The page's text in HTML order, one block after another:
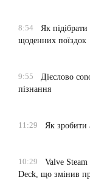
8:54
Як
щоденних поїздок
9:55
Дієслово
пізнання
11:29
Як зробити
10:29
Valve
Deck, що змінив